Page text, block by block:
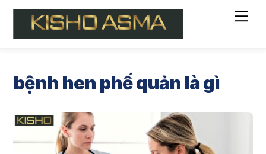
Skip
content
bệnh hen phế quản là gì